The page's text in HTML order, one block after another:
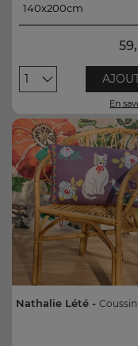
140x200cm
140x200cm
1
En
Nathalie Lété - Coussin